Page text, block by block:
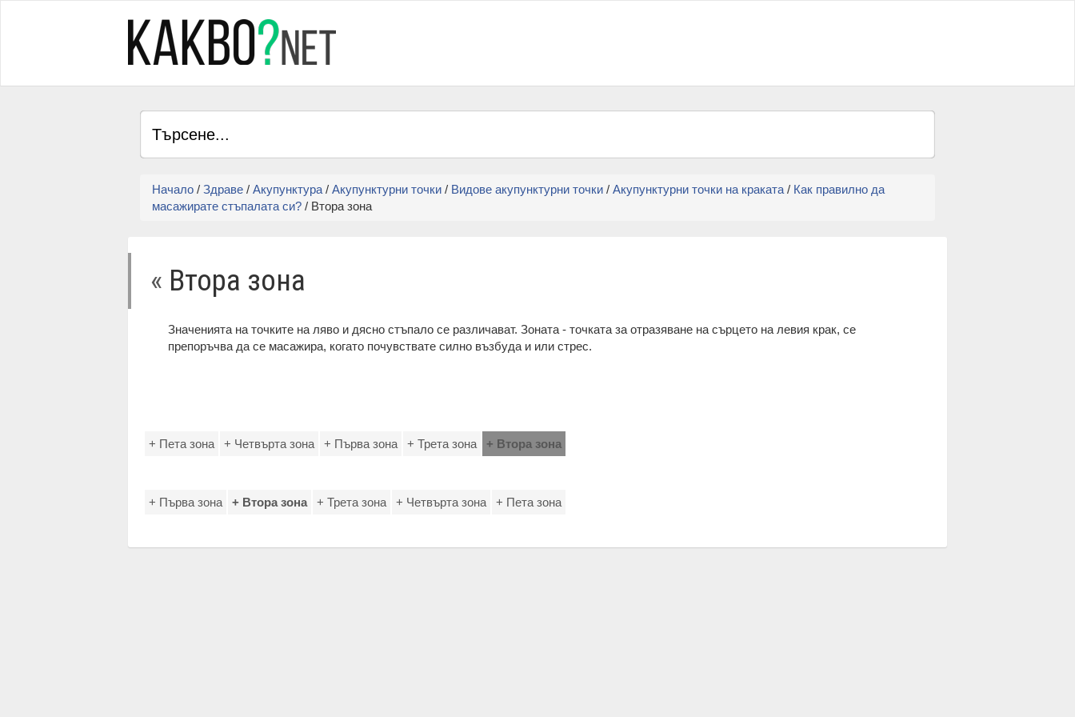
Начало / Здраве / Акупунктура / Акупунктурни точки / Видове акупунктурни точки / Акупунктурни точки на краката / Как правилно да
масажирате стъпалата си? / Втора зона
« Втора зона
Значенията на точките на ляво и дясно стъпало се различават. Зоната - точката за отразяване на сърцето на левия крак, се
препоръчва да се масажира, когато почувствате силно възбуда и или стрес.
+ Пета зона + Четвърта зона + Първа зона + Трета зона + Втора зона
+ Първа зона + Втора зона + Трета зона + Четвърта зона + Пета зона